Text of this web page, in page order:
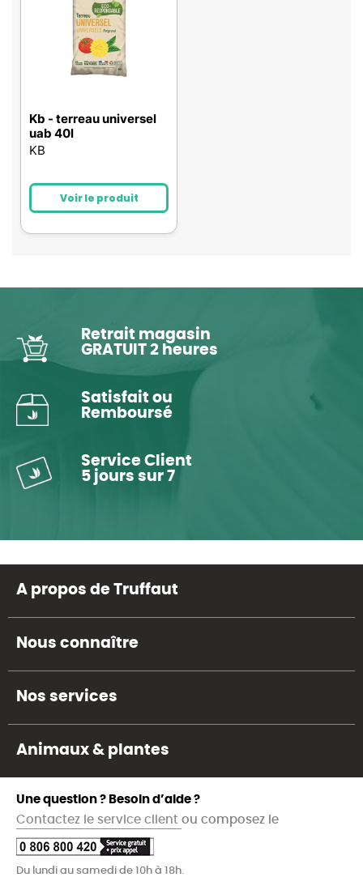
Kb - terreau universel
uab 40l
KB
Voir le produit
Retrait magasin
GRATUIT 2 heures
Satisfait ou
Remboursé
Service Client
5 jours sur 7
A propos de Truffaut
Nous connaître
Nos services
Animaux & plantes
Une question ? Besoin d’aide ?
Contactez le service client ou composez le
Du lundi au samedi de 10h à 18h.